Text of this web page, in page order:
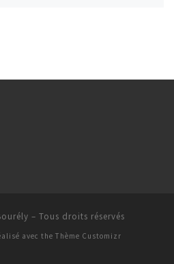
– Tous droits réservés
avec the Thème Customizr